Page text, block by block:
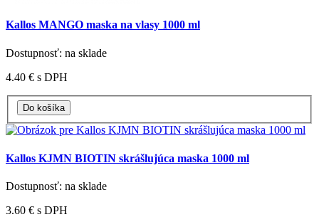
Kallos MANGO maska na vlasy 1000 ml
Dostupnosť: na sklade
4.40 € s DPH
Kallos KJMN BIOTIN skrášlujúca maska 1000 ml
Dostupnosť: na sklade
3.60 € s DPH